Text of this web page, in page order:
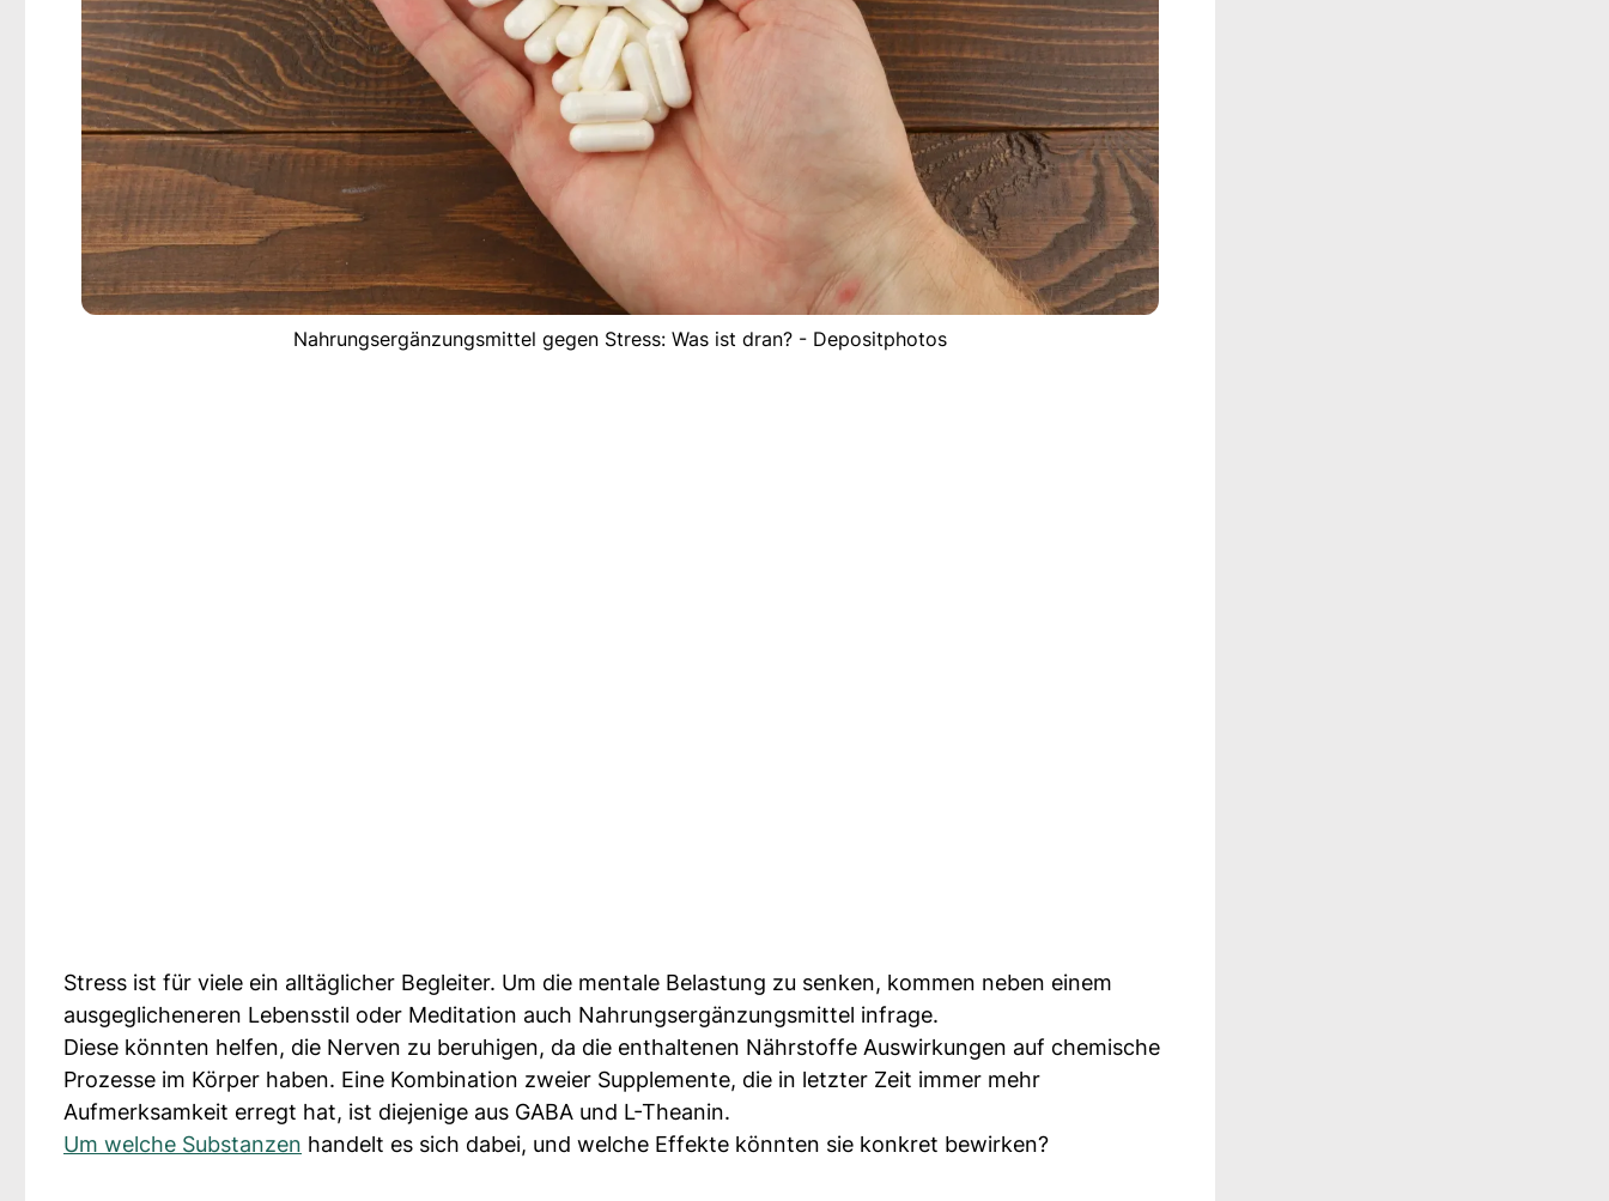
Nahrungsergänzungsmittel gegen Stress: Was ist dran? - Depositphotos
Stress ist für viele ein alltäglicher Begleiter. Um die mentale Belastung zu senken, kommen neben einem
ausgeglicheneren Lebensstil oder Meditation auch Nahrungsergänzungsmittel infrage.
Diese könnten helfen, die Nerven zu beruhigen, da die enthaltenen Nährstoffe Auswirkungen auf chemische
Prozesse im Körper haben. Eine Kombination zweier Supplemente, die in letzter Zeit immer mehr
Aufmerksamkeit erregt hat, ist diejenige aus GABA und L-Theanin.
Um welche Substanzen handelt es sich dabei, und welche Effekte könnten sie konkret bewirken?